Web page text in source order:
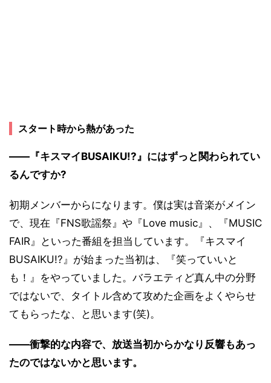
スタート時から熱があった
――『キスマイBUSAIKU!?』にはずっと関わられてい
るんですか?
初期メンバーからになります。僕は実は音楽がメイン
で、現在『FNS歌謡祭』や『Love music』、『MUSIC
FAIR』といった番組を担当しています。『キスマイ
BUSAIKU!?』が始まった当初は、『笑っていいと
も！』をやっていました。バラエティど真ん中の分野
ではないで、タイトル含めて攻めた企画をよくやらせ
てもらったな、と思います(笑)。
――衝撃的な内容で、放送当初からかなり反響もあっ
たのではないかと思います。